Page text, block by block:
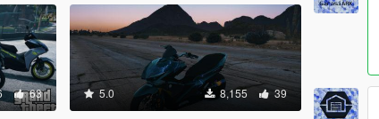
63 5.0 8,155 39